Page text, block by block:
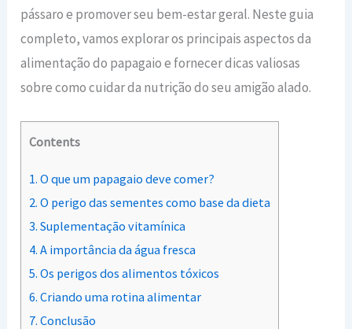
pássaro e promover seu bem-estar geral. Neste guia
completo, vamos explorar os principais aspectos da
alimentação do papagaio e fornecer dicas valiosas
sobre como cuidar da nutrição do seu amigão alado.
Contents
1. O que um papagaio deve comer?
2. O perigo das sementes como base da dieta
3. Suplementação vitamínica
4. A importância da água fresca
5. Os perigos dos alimentos tóxicos
6. Criando uma rotina alimentar
7. Conclusão